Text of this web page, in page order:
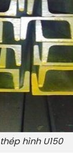
thép hình U150